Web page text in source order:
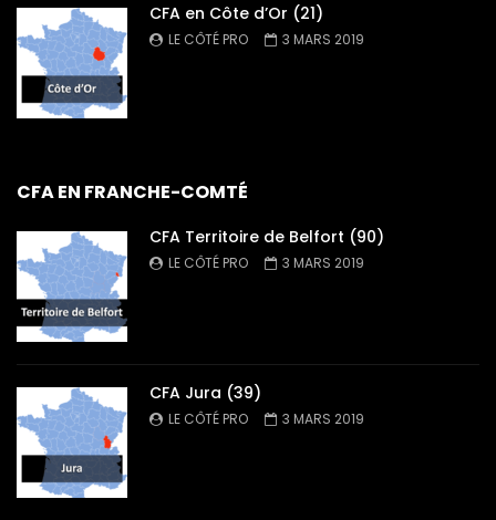
CFA en Côte d’Or (21)
LE CÔTÉ PRO 3 MARS 2019
CFA EN FRANCHE-COMTÉ
CFA Territoire de Belfort (90)
LE CÔTÉ PRO 3 MARS 2019
CFA Jura (39)
LE CÔTÉ PRO 3 MARS 2019